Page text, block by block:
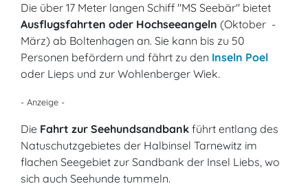
Die über 17 Meter langen Schiff "MS Seebär" bietet
Ausflugsfahrten oder Hochseeangeln (Oktober -
März) ab Boltenhagen an. Sie kann bis zu 50
Personen befördern und fährt zu den Inseln Poel
oder Lieps und zur Wohlenberger Wiek.
- Anzeige -
Die Fahrt zur Seehundsandbank führt entlang des
Natuschutzgebietes der Halbinsel Tarnewitz im
flachen Seegebiet zur Sandbank der Insel Liebs, wo
sich auch Seehunde tummeln.